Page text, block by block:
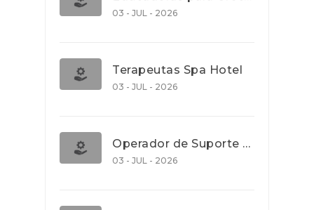
03 - JUL - 2026
Terapeutas Spa Hotel
03 - JUL - 2026
Operador de Suporte Operacional
03 - JUL - 2026